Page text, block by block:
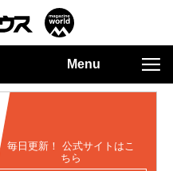
Menu
毎日更新！ 公式サイトはこ
ちら